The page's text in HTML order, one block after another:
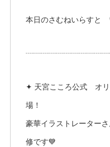
本日のさむねいらす
✦ 天宮こころ公式 オ
場！
豪華イラストレーター
修です💙